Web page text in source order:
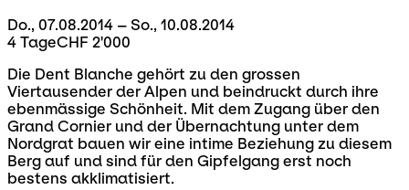
Do., 07.08.2014 – So., 10.08.2014
4 TageCHF 2'000
Die Dent Blanche gehört zu den grossen
Viertausender der Alpen und beindruckt durch ihre
ebenmässige Schönheit. Mit dem Zugang über den
Grand Cornier und der Übernachtung unter dem
Nordgrat bauen wir eine intime Beziehung zu diesem
Berg auf und sind für den Gipfelgang erst noch
bestens akklimatisiert.